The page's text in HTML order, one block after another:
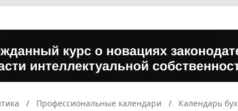
Профессиональные календари Календарь